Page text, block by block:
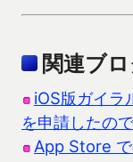
関連ブ
iOS版ガイラ
を申請したの
App Store